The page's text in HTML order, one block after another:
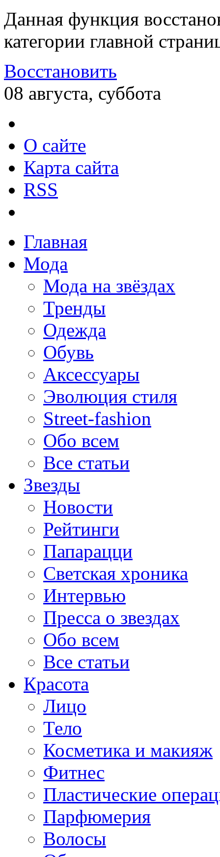
Данная функция
категории главной
Восстановить
08 августа, суббота
О сайте
Карта сайта
RSS
Главная
Мода
Мода на звёздах
Тренды
Одежда
Обувь
Аксессуары
Эволюция стиля
Street-fashion
Обо всем
Все статьи
Звезды
Новости
Рейтинги
Папарацци
Светская хроника
Интервью
Пресса о звездах
Обо всем
Все статьи
Красота
Лицо
Тело
Косметика и макияж
Фитнес
Пластические
Парфюмерия
Волосы